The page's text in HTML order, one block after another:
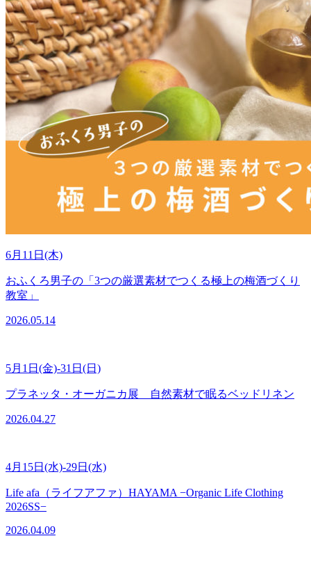
6月11日(木)
おふくろ男子の「3つの厳選素材でつくる極上の梅酒づくり
教室」
2026.05.14
5月1日(金)-31日(日)
プラネッタ・オーガニカ展 自然素材で眠るベッドリネン
2026.04.27
4月15日(水)-29日(水)
Life afa（ライフアファ）HAYAMA −Organic Life Clothing
2026SS−
2026.04.09